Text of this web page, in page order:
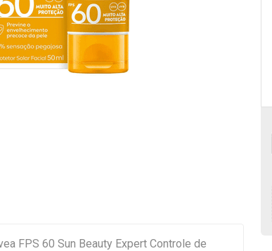
FPS 60 Sun Beauty Expert Controle de